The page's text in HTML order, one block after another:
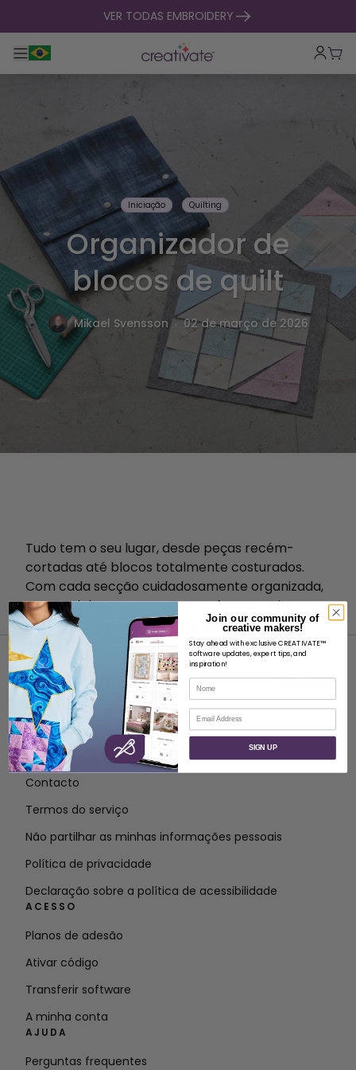
saltar para o conteúdoVER TODAS EMBROIDERY
Alternar entre navegação principal
Iniciação Quilting
Organizador de
blocos de quilt
Mikael Svensson . 02 de março de 2026
Tudo tem o seu lugar, desde peças recém-
cortadas até blocos totalmente costurados.
Com cada secção cuidadosamente organizada,
a sua colcha começa a tomar forma muito
antes de chegar à máquina de costura.
SOBRE
Sobre a SVP Worldwide
Contacto
Termos do serviço
Não partilhar as minhas informações pessoais
Política de privacidade
Declaração sobre a política de acessibilidade
ACESSO
Planos de adesão
Ativar código
Transferir software
A minha conta
AJUDA
Perguntas frequentes
Join our community of
creative makers!
Stay ahead with exclusive CREATIVATE™
software updates, expert tips, and
inspiration!
Nome
Correio eletrónico
SIGN UP